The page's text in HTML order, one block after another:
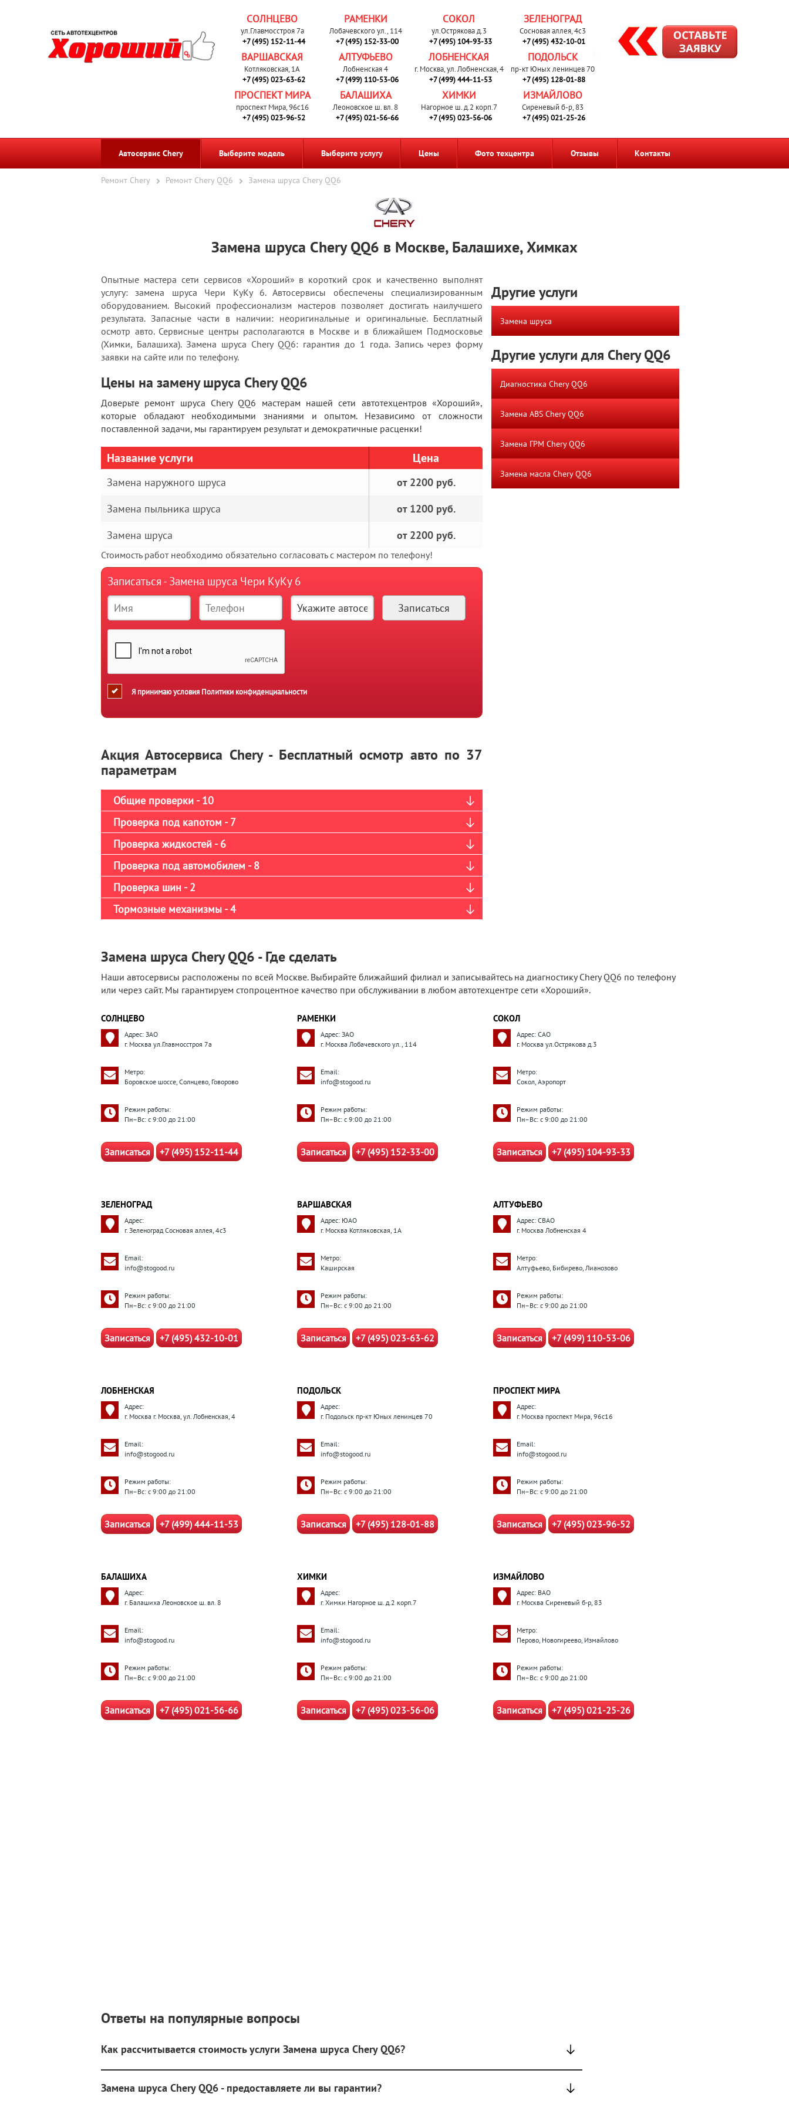
СОЛНЦЕВО
ул.Главмосстроя 7а
+7 (495) 152-11-44
РАМЕНКИ
Лобачевского ул., 114
+7 (495) 152-33-00
СОКОЛ
ул.Острякова д.3
+7 (495) 104-93-33
ЗЕЛЕНОГРАД
Сосновая аллея, 4с3
+7 (495) 432-10-01
ВАРШАВСКАЯ
Котляковская, 1А
+7 (495) 023-63-62
АЛТУФЬЕВО
Лобненская 4
+7 (499) 110-53-06
ЛОБНЕНСКАЯ
г. Москва, ул. Лобненская, 4
+7 (499) 444-11-53
ПОДОЛЬСК
пр-кт Юных ленинцев 70
+7 (495) 128-01-88
ПРОСПЕКТ МИРА
проспект Мира, 96с16
+7 (495) 023-96-52
БАЛАШИХА
Леоновское ш. вл. 8
+7 (495) 021-56-66
ХИМКИ
Нагорное ш. д.2 корп.7
+7 (495) 023-56-06
ИЗМАЙЛОВО
Сиреневый б-р, 83
+7 (495) 021-25-26
Автосервис Chery Выберите модель Выберите услугу Цены Фото техцентра Отзывы Контакты
Ремонт Chery Ремонт Chery QQ6 Замена шруса Chery QQ6
Замена шруса Chery QQ6 в Москве, Балашихе, Химках
Опытные мастера сети сервисов «Хороший» в короткий срок и качественно выполнят
услугу: замена шруса Чери КуКу 6. Автосервисы обеспечены специализированным
оборудованием. Высокий профессионализм мастеров позволяет достигать наилучшего
результата. Запасные части в наличии: неоригинальные и оригинальные. Бесплатный
осмотр авто. Сервисные центры располагаются в Москве и в ближайшем Подмосковье
(Химки, Балашиха). Замена шруса Chery QQ6: гарантия до 1 года. Запись через форму
заявки на сайте или по телефону.
Цены на замену шруса Chery QQ6
Доверьте ремонт шруса Chery QQ6 мастерам нашей сети автотехцентров «Хороший»,
которые обладают необходимыми знаниями и опытом. Независимо от сложности
поставленной задачи, мы гарантируем результат и демократичные расценки!
Название услуги Цена
Замена наружного шруса
от 2200 руб.
Замена пыльника шруса
от 1200 руб.
Замена шруса
от 2200 руб.
Стоимость работ необходимо обязательно согласовать с мастером по телефону!
Записаться - Замена шруса Чери КуКу 6
Я принимаю условия Политики конфиденциальности
Акция Автосервиса Chery - Бесплатный осмотр авто по 37
параметрам
Общие проверки - 10
Проверка под капотом - 7
Проверка жидкостей - 6
Проверка под автомобилем - 8
Проверка шин - 2
Тормозные механизмы - 4
Другие услуги
Замена шруса
Другие услуги для Chery QQ6
Диагностика Chery QQ6
Замена ABS Chery QQ6
Замена ГРМ Chery QQ6
Замена масла Chery QQ6
Замена шруса Chery QQ6 - Где сделать
Наши автосервисы расположены по всей Москве. Выбирайте ближайший филиал и записывайтесь на диагностику Chery QQ6 по телефону
или через сайт. Мы гарантируем стопроцентное качество при обслуживании в любом автотехцентре сети «Хороший».
СОЛНЦЕВО
Адрес: ЗАО
г. Москва ул.Главмосстроя 7а
Метро:
Боровское шоссе, Солнцево, Говорово
Режим работы:
Пн–Вс: с 9:00 до 21:00
Записаться +7 (495) 152-11-44
РАМЕНКИ
Адрес: ЗАО
г. Москва Лобачевского ул., 114
Email:
info@stogood.ru
Режим работы:
Пн–Вс: с 9:00 до 21:00
Записаться +7 (495) 152-33-00
СОКОЛ
Адрес: САО
г. Москва ул.Острякова д.3
Метро:
Сокол, Аэропорт
Режим работы:
Пн–Вс: с 9:00 до 21:00
Записаться +7 (495) 104-93-33
ЗЕЛЕНОГРАД
Адрес:
г. Зеленоград Сосновая аллея, 4с3
Email:
info@stogood.ru
Режим работы:
Пн–Вс: с 9:00 до 21:00
Записаться +7 (495) 432-10-01
ВАРШАВСКАЯ
Адрес: ЮАО
г. Москва Котляковская, 1А
Метро:
Каширская
Режим работы:
Пн–Вс: с 9:00 до 21:00
Записаться +7 (495) 023-63-62
АЛТУФЬЕВО
Адрес: СВАО
г. Москва Лобненская 4
Метро:
Алтуфьево, Бибирево, Лианозово
Режим работы:
Пн–Вс: с 9:00 до 21:00
Записаться +7 (499) 110-53-06
ЛОБНЕНСКАЯ
Адрес:
г. Москва г. Москва, ул. Лобненская, 4
Email:
info@stogood.ru
Режим работы:
Пн–Вс: с 9:00 до 21:00
Записаться +7 (499) 444-11-53
ПОДОЛЬСК
Адрес:
г. Подольск пр-кт Юных ленинцев 70
Email:
info@stogood.ru
Режим работы:
Пн–Вс: с 9:00 до 21:00
Записаться +7 (495) 128-01-88
ПРОСПЕКТ МИРА
Адрес:
г. Москва проспект Мира, 96с16
Email:
info@stogood.ru
Режим работы:
Пн–Вс: с 9:00 до 21:00
Записаться +7 (495) 023-96-52
БАЛАШИХА
Адрес:
г. Балашиха Леоновское ш. вл. 8
Email:
info@stogood.ru
Режим работы:
Пн–Вс: с 9:00 до 21:00
Записаться +7 (495) 021-56-66
ХИМКИ
Адрес:
г. Химки Нагорное ш. д.2 корп.7
Email:
info@stogood.ru
Режим работы:
Пн–Вс: с 9:00 до 21:00
Записаться +7 (495) 023-56-06
ИЗМАЙЛОВО
Адрес: ВАО
г. Москва Сиреневый б-р, 83
Метро:
Перово, Новогиреево, Измайлово
Режим работы:
Пн–Вс: с 9:00 до 21:00
Записаться +7 (495) 021-25-26
Ответы на популярные вопросы
Как рассчитывается стоимость услуги Замена шруса Chery QQ6?
Замена шруса Chery QQ6 - предоставляете ли вы гарантии?